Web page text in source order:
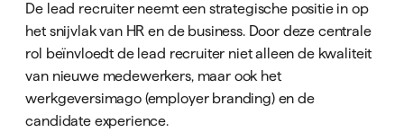
De lead recruiter neemt een strategische positie in op
het snijvlak van HR en de business. Door deze centrale
rol beïnvloedt de lead recruiter niet alleen de kwaliteit
van nieuwe medewerkers, maar ook het
werkgeversimago (employer branding) en de
candidate experience.